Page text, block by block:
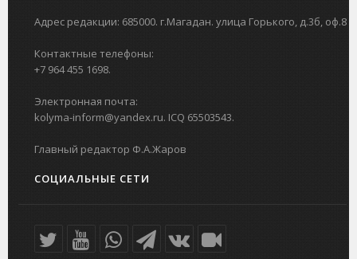
Адрес редакции: 685000. г.Магадан. улица Горького, д.3б, оф.8
Контактные телефоны:
+7 964 455 1698.
Электронная почта:
kolyma-inform@yandex.ru. ICQ 65503543.
Главный редактор Ф.А.Жаров
СОЦИАЛЬНЫЕ СЕТИ